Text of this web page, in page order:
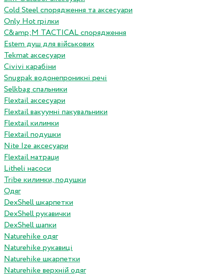
Cold Steel спорядження та аксесуари
Only Hot грілки
C&amp;M TACTICAL спорядження
Estem душ для військових
Tekmat аксесуари
Сivivi карабіни
Snugpak водонепроникні речі
Selkbag спальники
Flextail аксесуари
Flextail вакуумні пакувальники
Flextail килимки
Flextail подушки
Nite Ize аксесуари
Flextail матраци
Litheli насоси
Tribe килимки, подушки
Одяг
DexShell шкарпетки
DexShell рукавички
DexShell шапки
Naturehike одяг
Naturehike рукавиці
Naturehike шкарпетки
Naturehike верхній одяг